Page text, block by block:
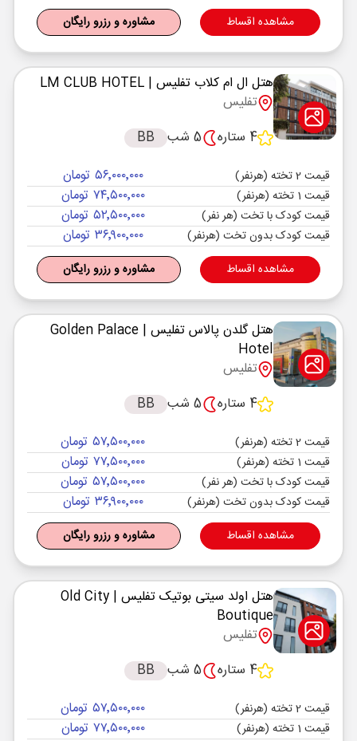
مشاهده اقساط مشاوره و رزرو رایگان
هتل ال ام کلاب تفلیس | LM CLUB HOTEL
تفلیس
4 ستاره
5 شب BB
قیمت 2 تخته (هرنفر) ۵۶٬۰۰۰٬۰۰۰ تومان
قیمت 1 تخته (هرنفر) ۷۴٬۵۰۰٬۰۰۰ تومان
قیمت کودک با تخت (هر نفر) ۵۲٬۵۰۰٬۰۰۰ تومان
قیمت کودک بدون تخت (هرنفر) ۳۶٬۹۰۰٬۰۰۰ تومان
مشاهده اقساط مشاوره و رزرو رایگان
هتل گلدن پالاس تفلیس | Golden Palace
Hotel
تفلیس
4 ستاره
5 شب BB
قیمت 2 تخته (هرنفر) ۵۷٬۵۰۰٬۰۰۰ تومان
قیمت 1 تخته (هرنفر) ۷۷٬۵۰۰٬۰۰۰ تومان
قیمت کودک با تخت (هر نفر) ۵۷٬۵۰۰٬۰۰۰ تومان
قیمت کودک بدون تخت (هرنفر) ۳۶٬۹۰۰٬۰۰۰ تومان
مشاهده اقساط مشاوره و رزرو رایگان
هتل اولد سیتی بوتیک تفلیس | Old City
Boutique
تفلیس
4 ستاره
5 شب BB
قیمت 2 تخته (هرنفر) ۵۷٬۵۰۰٬۰۰۰ تومان
قیمت 1 تخته (هرنفر) ۷۷٬۵۰۰٬۰۰۰ تومان